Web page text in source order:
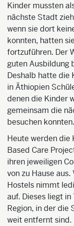
Kinder mussten
nächste Stadt
wenn sie dort
konnten, hatten
fortzuführen. Der
guten Ausbildung
Deshalb hatte die
in Äthiopien
denen die Kinder
gemeinsam die
besuchen konnten.
Heute werden die
Based Care
ihren jeweiligen
von zu Hause
Hostels nimmt
auf. Dieses liegt
Region, in der die
weit entfernt sind.